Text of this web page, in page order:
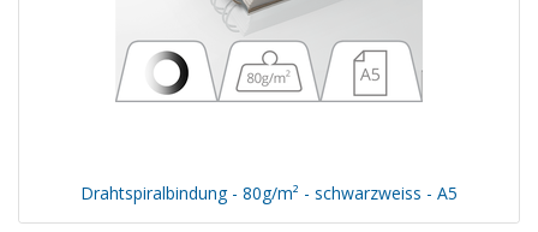
Drahtspiralbindung - 80g/m² - schwarzweiss - A5